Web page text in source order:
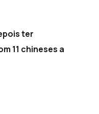
ter
11 chineses a